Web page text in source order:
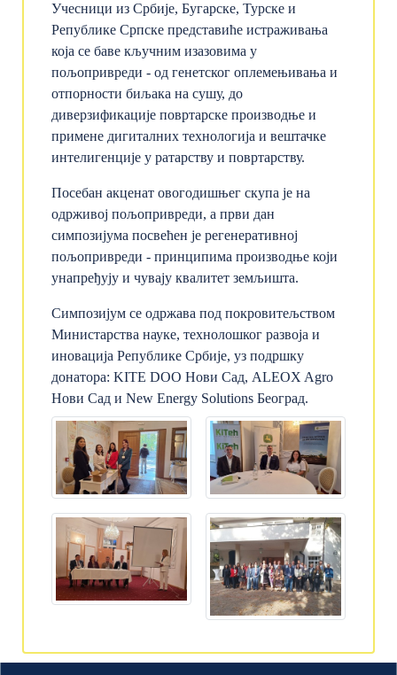
Учесници из Србије, Бугарске, Турске и
Републике Српске представиће истраживања
која се баве кључним изазовима у
пољопривреди - од генетског оплемењивања и
отпорности биљака на сушу, до
диверзификације повртарске производње и
примене дигиталних технологија и вештачке
интелигенције у ратарству и повртарству.
Посебан акценат овогодишњег скупа је на
одрживој пољопривреди, а први дан
симпозијума посвећен је регенеративној
пољопривреди - принципима производње који
унапређују и чувају квалитет земљишта.
Симпозијум се одржава под покровитељством
Министарства науке, технолошког развоја и
иновација Републике Србије, уз подршку
донатора: KITE DOO Нови Сад, ALEOX Agro
Нови Сад и New Energy Solutions Београд.